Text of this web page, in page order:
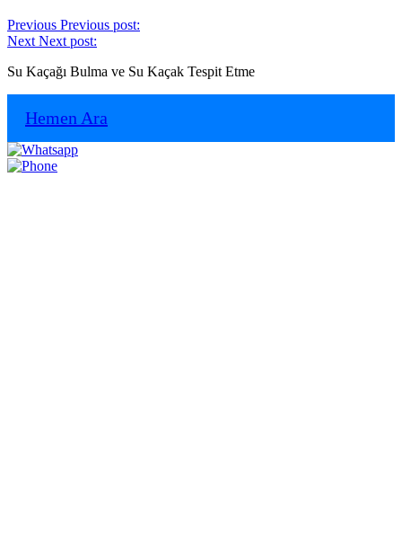
Previous Previous post:
Next Next post:
Su Kaçağı Bulma ve Su Kaçak Tespit Etme
Hemen Ara